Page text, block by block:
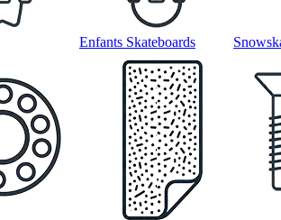
Enfants Skateboards